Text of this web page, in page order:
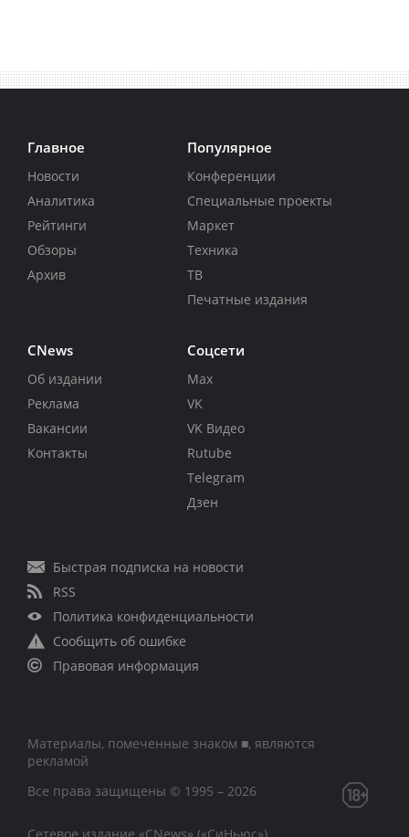
Главное
Новости
Аналитика
Рейтинги
Обзоры
Архив
Популярное
Конференции
Специальные проекты
Маркет
Техника
ТВ
Печатные издания
CNews
Об издании
Реклама
Вакансии
Контакты
Соцсети
Max
VK
VK Видео
Rutube
Telegram
Дзен
Быстрая подписка на новости
RSS
Политика конфиденциальности
Сообщить об ошибке
Правовая информация
Материалы, помеченные знаком ■, являются
рекламой
Все права защищены © 1995 – 2026